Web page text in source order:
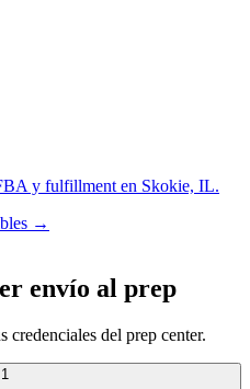
y fulfillment en Skokie, IL.
→
envío al prep
credenciales del prep center.
1